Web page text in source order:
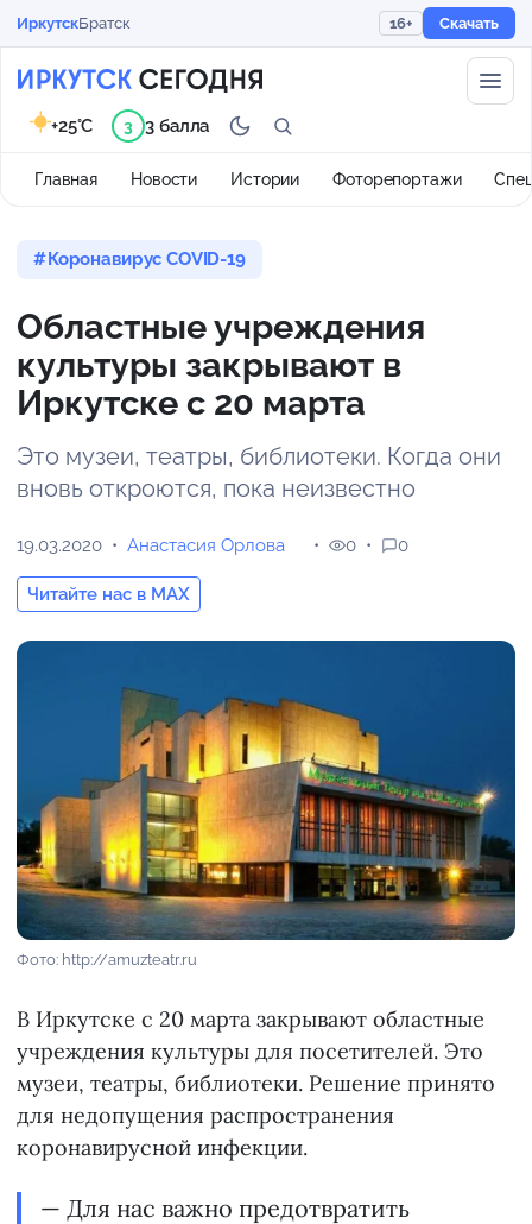
ИркутскБратск 16+ Скачать
Главная Новости Истории Фоторепортажи
+25°C 3 3 балла
Коронавирус COVID-19
Областные учреждения
культуры закрывают в
Иркутске с 20 марта
Это музеи, театры, библиотеки. Когда они
вновь откроются, пока неизвестно
19.03.2020 Анастасия Орлова
Читайте нас в MAX
0 0
Фото: http://amuzteatr.ru
В Иркутске с 20 марта закрывают областные
учреждения культуры для посетителей. Это
музеи, театры, библиотеки. Решение принято
для недопущения распространения
коронавирусной инфекции.
— Для нас важно предотвратить